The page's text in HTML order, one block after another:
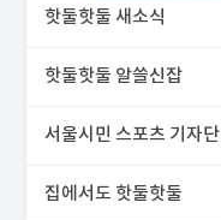
핫둘핫둘 새소식
핫둘핫둘 알쓸신잡
서울시민 스포츠 기자단
집에서도 핫둘핫둘